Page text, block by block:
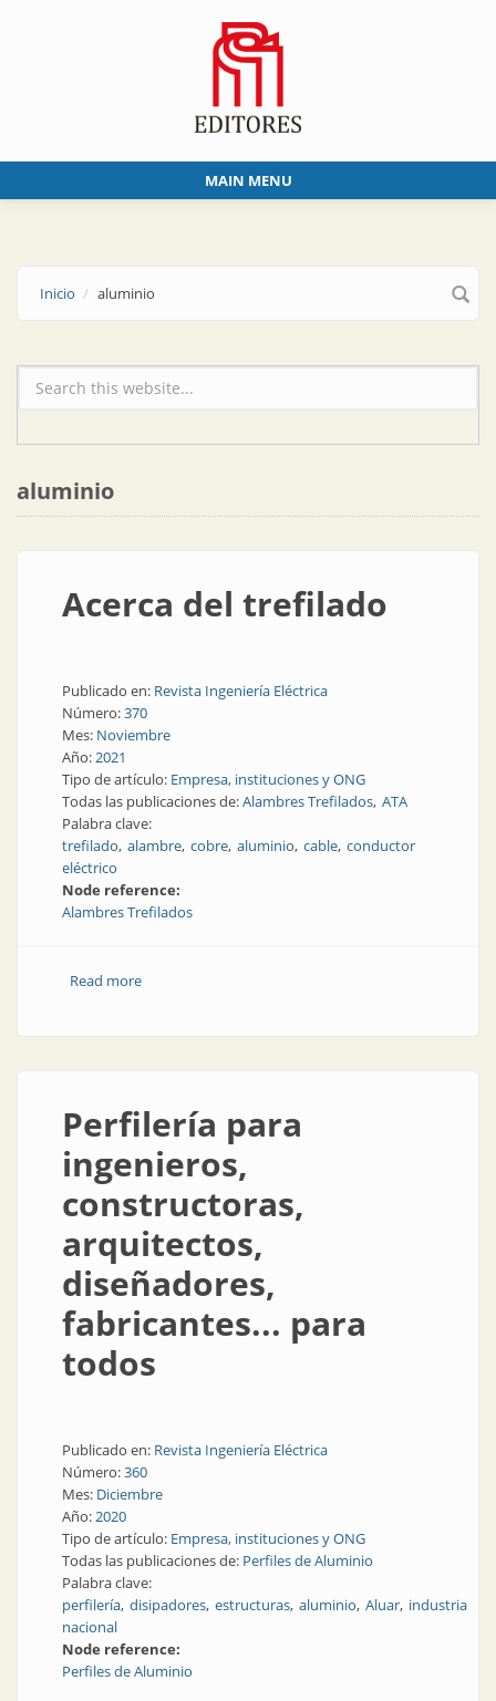
MAIN MENU
Inicio aluminio
Formulario de búsqueda
aluminio
Acerca del trefilado
Publicado en: Revista Ingeniería Eléctrica
Número:370
Mes: Noviembre
Año:2021
Tipo de artículo: Empresa, instituciones y ONG
Todas las publicaciones de:Alambres Trefilados ATA
Palabra clave:
trefilado alambre cobre aluminio cable conductor
eléctrico
Node reference:
Alambres Trefilados
Read moreabout Acerca del trefilado
Perfilería para
ingenieros,
constructoras,
arquitectos,
diseñadores,
fabricantes... para
todos
Publicado en: Revista Ingeniería Eléctrica
Número:360
Mes: Diciembre
Año:2020
Tipo de artículo: Empresa, instituciones y ONG
Todas las publicaciones de: Perfiles de Aluminio
Palabra clave:
perfilería disipadores estructuras aluminio Aluar industria
nacional
Node reference:
Perfiles de Aluminio